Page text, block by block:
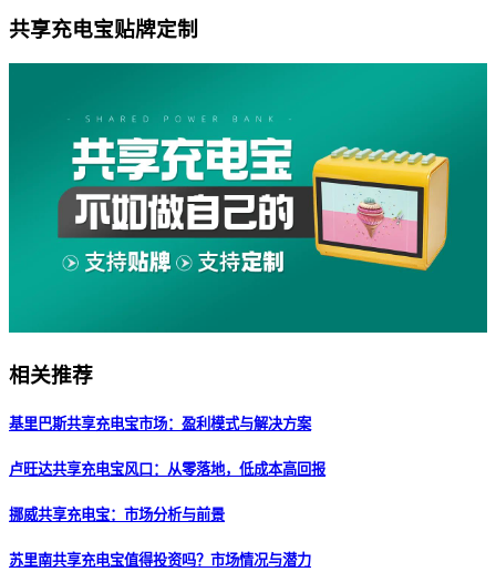
共享充电宝贴牌定制
相关推荐
基里巴斯共享充电宝市场：盈利模式与解决方案
卢旺达共享充电宝风口：从零落地，低成本高回报
挪威共享充电宝：市场分析与前景
苏里南共享充电宝值得投资吗？市场情况与潜力